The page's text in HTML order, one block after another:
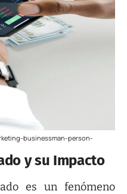
businessman-person-
y su Impacto
es un fenómeno